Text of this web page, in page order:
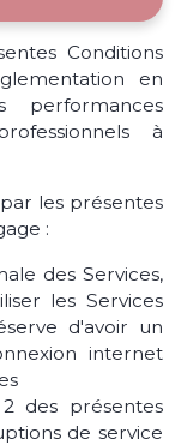
Conditions
en
à
les présentes
:
des Services,
les Services
d'avoir un
internet
des présentes
de service